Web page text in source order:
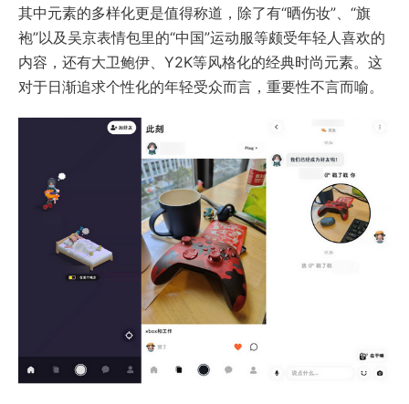
其中元素的多样化更是值得称道，除了有“晒伤妆”、“旗
袍”以及吴京表情包里的“中国”运动服等颇受年轻人喜欢的
内容，还有大卫鲍伊、Y2K等风格化的经典时尚元素。这
对于日渐追求个性化的年轻受众而言，重要性不言而喻。